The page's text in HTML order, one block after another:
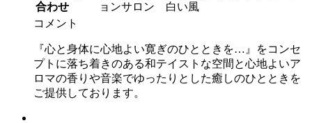
合わせ
ョンサロン 白い風
コメント
『心と身体に心地よい寛ぎのひとときを…』をコンセ
プトに落ち着きのある和テイストな空間と心地よいア
ロマの香りや音楽でゆったりとした癒しのひとときを
ご提供しております。